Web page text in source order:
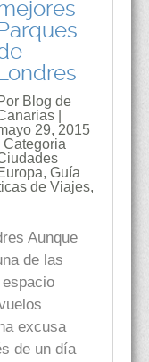
Blog de
|
29, 2015
| Categoria
, Guía
de Viajes,
Aunque
de las
excusa
de un día